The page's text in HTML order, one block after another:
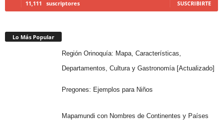
11,111 suscriptores SUSCRIBIRTE
Lo Más Popular
Región Orinoquía: Mapa, Características,
Departamentos, Cultura y Gastronomía [Actualizado]
Pregones: Ejemplos para Niños
Mapamundi con Nombres de Continentes y Países